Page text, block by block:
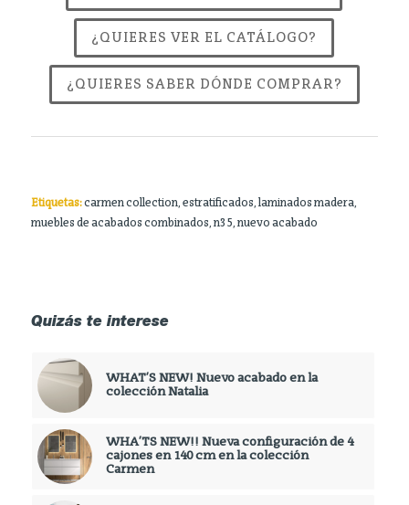
¿QUIERES VER EL CATÁLOGO?
¿QUIERES SABER DÓNDE COMPRAR?
Etiquetas: carmen collection, estratificados, laminados madera,
muebles de acabados combinados, n35, nuevo acabado
Quizás te interese
WHAT’S NEW! Nuevo acabado en la
colección Natalia
WHA’TS NEW!! Nueva configuración de 4
cajones en 140 cm en la colección
Carmen